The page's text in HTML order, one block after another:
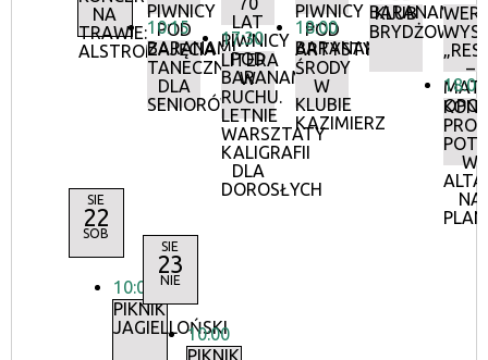
NA
TRAWIE:
ALSTROMERIE
PIWNICY
POD
BARANAMI
10:15
ZAJĘCIA
TANECZNE
DLA
SENIORÓW
LAT
PIWNICY
POD
BARANAMI
17:30
LITERA
W
RUCHU.
LETNIE
WARSZTATY
KALIGRAFII
DLA
DOROSŁYCH
PIWNICY
POD
BARANAMI
18:00
ARTYSTYCZNE
ŚRODY
W
KLUBIE
KAZIMIERZ
BARANAMI
KLUB
BRYDŻOWY
–
18:00
W
NA
SIE
22
SOB
10:00
PIKNIK
JAGIELLOŃSKI
SIE
23
NIE
10:00
PIKNIK